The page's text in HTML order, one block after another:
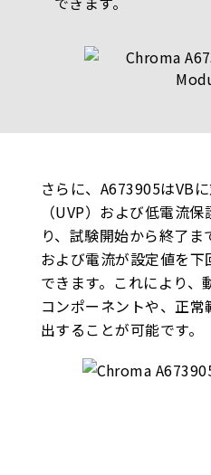
さらに、A673905はVB
（UVP）および低電流
り、試験開始から終了
および電流が設定値を
できます。これにより、
コンポーネントや、正
出することが可能です。